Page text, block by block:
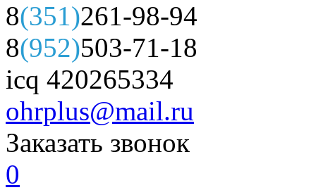
8(351)261-98-94
8(952)503-71-18
icq 420265334
ohrplus@mail.ru
Заказать звонок
0